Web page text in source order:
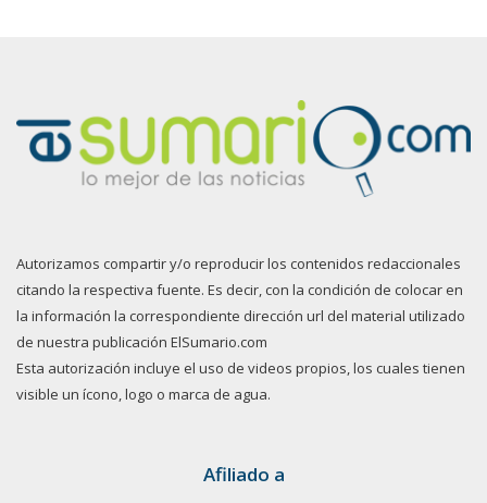
Autorizamos compartir y/o reproducir los contenidos redaccionales
citando la respectiva fuente. Es decir, con la condición de colocar en
la información la correspondiente dirección url del material utilizado
de nuestra publicación ElSumario.com
Esta autorización incluye el uso de videos propios, los cuales tienen
visible un ícono, logo o marca de agua.
Afiliado a